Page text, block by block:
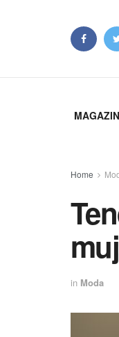
Home
in Moda